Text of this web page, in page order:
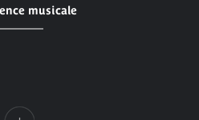
musicale